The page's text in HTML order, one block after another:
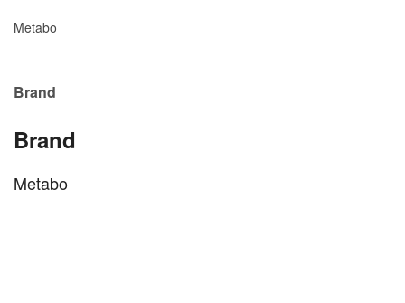
Metabo
Brand
Brand
Metabo